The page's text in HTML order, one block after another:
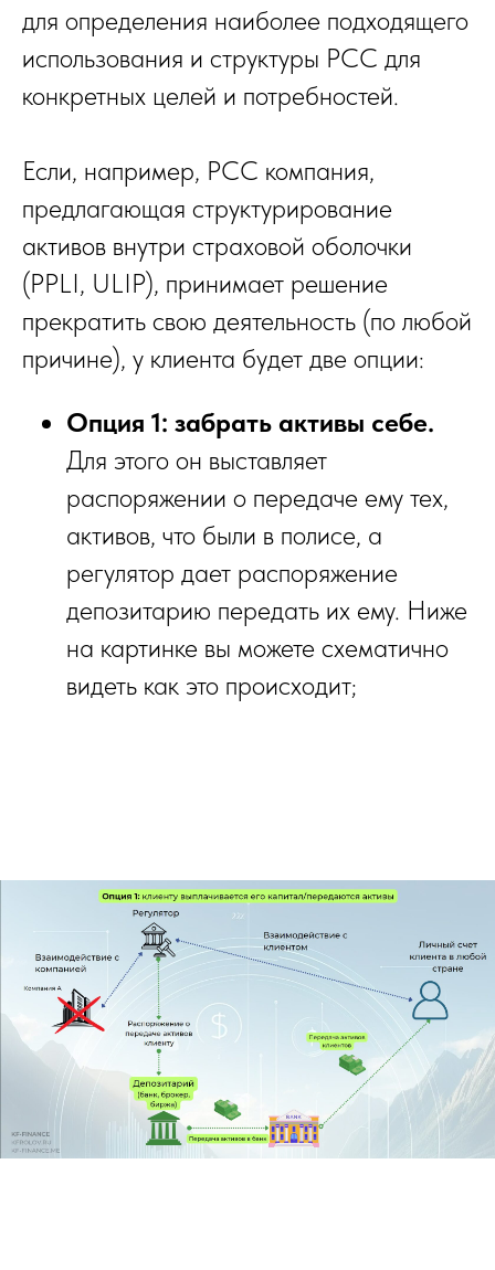
для определения наиболее подходящего
использования и структуры PCC для
конкретных целей и потребностей.
Если, например, PCC компания,
предлагающая структурирование
активов внутри страховой оболочки
(PPLI, ULIP), принимает решение
прекратить свою деятельность (по любой
причине), у клиента будет две опции:
Опция 1: забрать активы себе.
Для этого он выставляет
распоряжении о передаче ему тех,
активов, что были в полисе, а
регулятор дает распоряжение
депозитарию передать их ему. Ниже
на картинке вы можете схематично
видеть как это происходит;